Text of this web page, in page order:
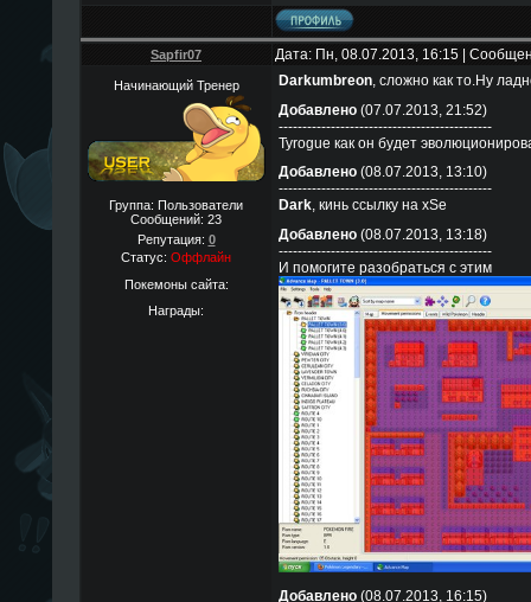
Sapfir07 Дата: Пн, 08.07.2013, 16:15 |
Начинающий Тренер
Группа: Пользователи
Сообщений: 23
Репутация: 0
Статус: Оффлайн
Покемоны сайта:
Награды:
Darkumbreon, сложно как то.Ну
Добавлено(07.07.2013, 21:52)
---------------------------------------------
Tyrogue как он будет
Добавлено(08.07.2013, 13:10)
---------------------------------------------
Dark, кинь ссылку на xSe
Добавлено(08.07.2013, 13:18)
---------------------------------------------
И помогите разобраться с этим
Добавлено(08.07.2013, 16:15)